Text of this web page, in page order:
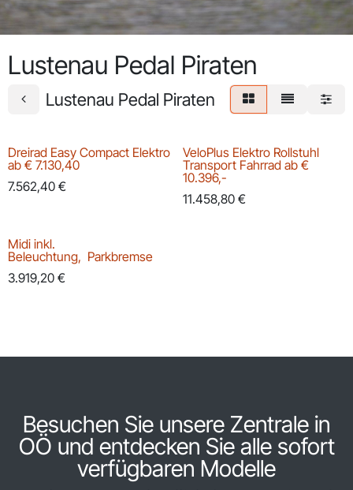
Lustenau Pedal Piraten
Lustenau Pedal Piraten
Bestseller
Dreirad Easy Compact Elektro
ab € 7.130,40
7.562,40 € Bestseller
VeloPlus Elektro Rollstuhl
Transport Fahrrad ab €
10.396,-
11.458,80 €
Midi inkl.
Beleuchtung, Parkbremse
3.919,20 €
Besuchen Sie unsere Zentrale in
OÖ und entdecken Sie alle sofort
verfügbaren Modelle